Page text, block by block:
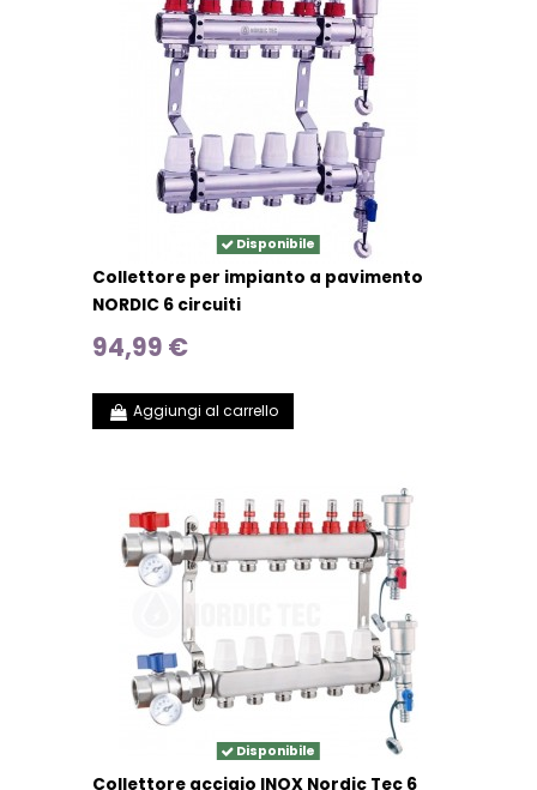
Disponibile
Collettore per impianto a pavimento
NORDIC 6 circuiti
94,99 €
Aggiungi al carrello
Disponibile
Collettore acciaio INOX Nordic Tec 6